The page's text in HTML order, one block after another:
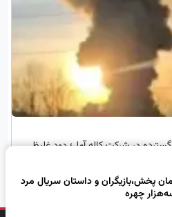
در شرکت کاله آمل؛ دود غلیظ
پخش،بازیگران و داستان سریال مرد
چهره